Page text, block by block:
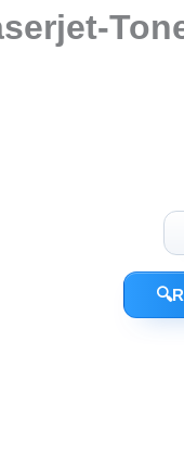
🔍